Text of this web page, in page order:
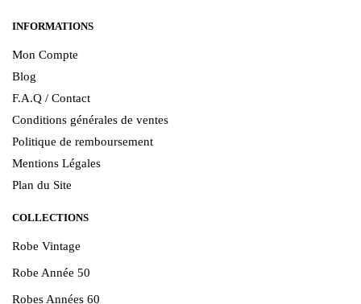
INFORMATIONS
Mon Compte
Blog
F.A.Q / Contact
Conditions générales de ventes
Politique de remboursement
Mentions Légales
Plan du Site
COLLECTIONS
Robe Vintage
Robe Année 50
Robes Années 60